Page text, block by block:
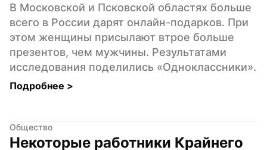
В Московской и Псковской областях больше
всего в России дарят онлайн-подарков. При
этом женщины присылают втрое больше
презентов, чем мужчины. Результатами
исследования поделились «Одноклассники».
Подробнее >
Общество
Некоторые работники Крайнего